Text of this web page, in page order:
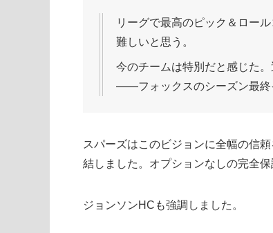
リーグで最高のピック＆ロー
難しいと思う。
今のチームは特別だと感じた
――フォックスのシーズン最終
スパーズはこのビジョンに全幅の信
結しました。オプションなしの完全
ジョンソンHCも強調しました。